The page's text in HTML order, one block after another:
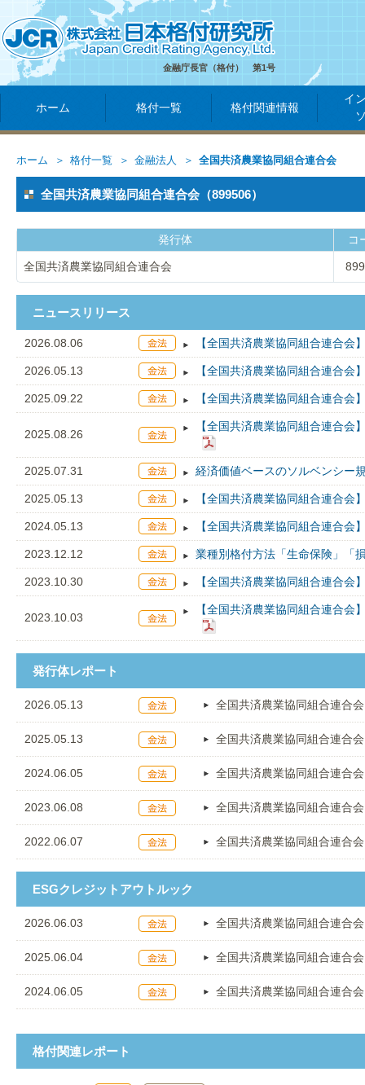
金融庁長官（格付） 第1号
ホーム 格付一覧 格付関連情報
イ
ホーム 格付一覧 金融法人 全国共済農業協同組合連合会
全国共済農業協同組合連合会（899506）
発行体 コ
全国共済農業協同組合連合会
ニュースリリース
2026.08.06 【全国共済農業協同組合連合会
2026.05.13 【全国共済農業協同組合連合会
2025.09.22 【全国共済農業協同組合連合会
2025.08.26
【全国共済農業協同組合連合会
2025.07.31 経済価値ベースのソルベンシー
2025.05.13 【全国共済農業協同組合連合会
2024.05.13 【全国共済農業協同組合連合会
2023.12.12 業種別格付方法「生命保険」「
2023.10.30 【全国共済農業協同組合連合会
2023.10.03
【全国共済農業協同組合連合会
発行体レポート
2026.05.13 全国共済農業協同組合連合会
2025.05.13 全国共済農業協同組合連合会
2024.06.05 全国共済農業協同組合連合会
2023.06.08 全国共済農業協同組合連合会
2022.06.07 全国共済農業協同組合連合会
ESGクレジットアウトルック
2026.06.03 全国共済農業協同組合連合会
2025.06.04 全国共済農業協同組合連合会
2024.06.05 全国共済農業協同組合連合会
格付関連レポート